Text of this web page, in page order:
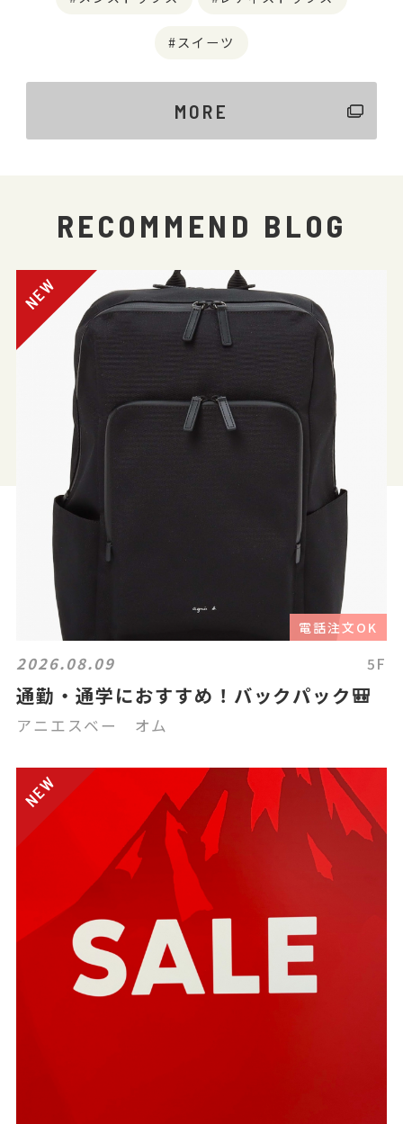
スイーツ
MORE
RECOMMEND BLOG
電話注文OK
2026.08.09 5F
通勤・通学におすすめ！バックパック🎒
アニエスベー オム